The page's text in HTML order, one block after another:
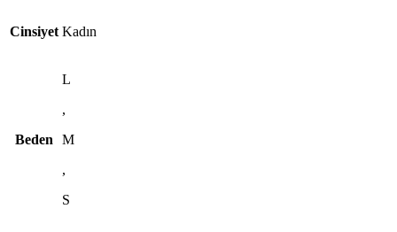
Cinsiyet Kadın
Beden
L
,
M
,
S